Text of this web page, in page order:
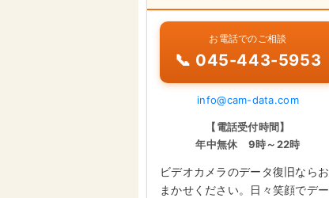
お電話でのご相談
📞 045-443-5953
info@cam-data.com
【電話受付時間】
年中無休 9時～22時
ビデオカメラのデータ復旧ならお
まかせください。日々笑顔でデー